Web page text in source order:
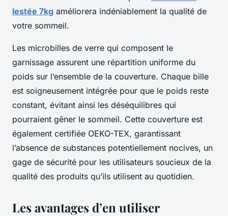
lestée 7kg améliorera indéniablement la qualité de
votre sommeil.
Les microbilles de verre qui composent le
garnissage assurent une répartition uniforme du
poids sur l’ensemble de la couverture. Chaque bille
est soigneusement intégrée pour que le poids reste
constant, évitant ainsi les déséquilibres qui
pourraient gêner le sommeil. Cette couverture est
également certifiée OEKO-TEX, garantissant
l’absence de substances potentiellement nocives, un
gage de sécurité pour les utilisateurs soucieux de la
qualité des produits qu’ils utilisent au quotidien.
Les avantages d’en utiliser